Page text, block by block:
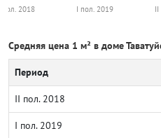
II пол. 2018 I пол. 2019 II
Средняя цена 1 м² в доме
Период
II пол. 2018
I пол. 2019